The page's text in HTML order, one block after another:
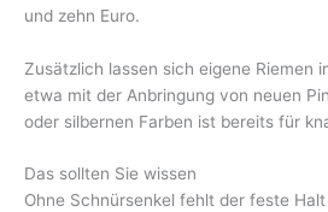
und zehn Euro.
Zusätzlich lassen sich eigene Riemen
etwa mit der Anbringung von neuen
oder silbernen Farben ist bereits für
Das sollten Sie wissen
Ohne Schnürsenkel fehlt der feste